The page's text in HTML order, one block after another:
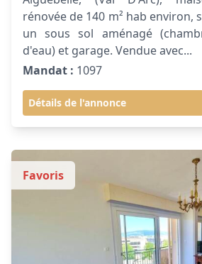
rénovée de 140 m² hab environ,
un sous sol aménagé
d'eau) et garage. Vendue avec...
Mandat : 1097
Détails de l'annonce
Favoris